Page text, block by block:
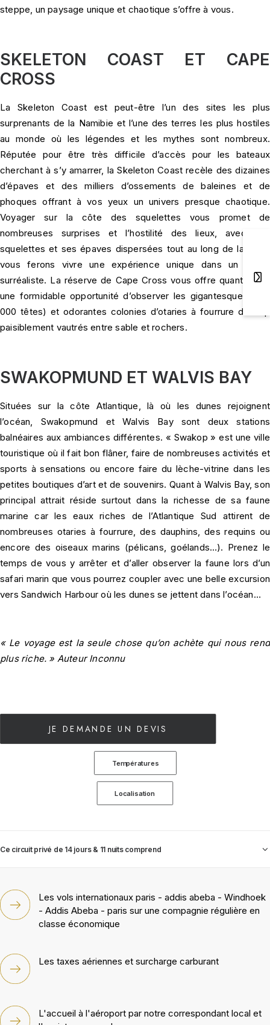
steppe, un paysage unique et chaotique s’offre à vous.
SKELETON COAST ET CAPE
CROSS
La Skeleton Coast est peut-être l’un des sites les plus
surprenants de la Namibie et l’une des terres les plus hostiles
au monde où les légendes et les mythes sont nombreux.
Réputée pour être très difficile d’accès pour les bateaux
cherchant à s’y amarrer, la Skeleton Coast recèle des dizaines
d’épaves et des milliers d’ossements de baleines et de
phoques offrant à vos yeux un univers presque chaotique.
Voyager sur la côte des squelettes vous promet de
nombreuses surprises et l’hostilité des lieux, avec ses
squelettes et ses épaves dispersées tout au long de la côte,
vous ferons vivre une expérience unique dans un cadre
surréaliste. La réserve de Cape Cross vous offre quant à elle
une formidable opportunité d’observer les gigantesques (100
000 têtes) et odorantes colonies d’otaries à fourrure du Cap
paisiblement vautrés entre sable et rochers.
SWAKOPMUND ET WALVIS BAY
Situées sur la côte Atlantique, là où les dunes rejoignent
l’océan, Swakopmund et Walvis Bay sont deux stations
balnéaires aux ambiances différentes. « Swakop » est une ville
touristique où il fait bon flâner, faire de nombreuses activités et
sports à sensations ou encore faire du lèche-vitrine dans les
petites boutiques d’art et de souvenirs. Quant à Walvis Bay, son
principal attrait réside surtout dans la richesse de sa faune
marine car les eaux riches de l’Atlantique Sud attirent de
nombreuses otaries à fourrure, des dauphins, des requins ou
encore des oiseaux marins (pélicans, goélands…). Prenez le
temps de vous y arrêter et d’aller observer la faune lors d’un
safari marin que vous pourrez coupler avec une belle excursion
vers Sandwich Harbour où les dunes se jettent dans l’océan…
« Le voyage est la seule chose qu’on achète qui nous rend
plus riche. » Auteur Inconnu
JE DEMANDE UN DEVIS
Températures
Localisation
Ce circuit privé de 14 jours & 11 nuits comprend
Les vols internationaux paris - addis abeba - Windhoek
- Addis Abeba - paris sur une compagnie régulière en
classe économique
Les taxes aériennes et surcharge carburant
L'accueil à l'aéroport par notre correspondant local et